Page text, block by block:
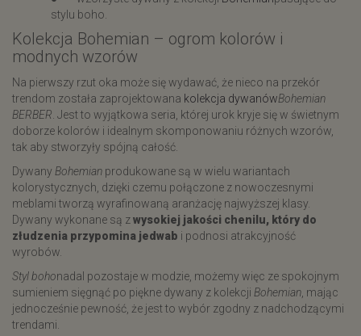
stylu boho.
​Kolekcja Bohemian – ogrom kolorów i
modnych wzorów
Na pierwszy rzut oka może się wydawać, że nieco na przekór
trendom została zaprojektowana kolekcja dywanówBohemian
BERBER . Jest to wyjątkowa seria, której urok kryje się w świetnym
doborze kolorów i idealnym skomponowaniu różnych wzorów,
tak aby stworzyły spójną całość.
Dywany Bohemian produkowane są w wielu wariantach
kolorystycznych, dzięki czemu połączone z nowoczesnymi
meblami tworzą wyrafinowaną aranżację najwyższej klasy.
Dywany wykonane są zwysokiej jakości chenilu, który do
złudzenia przypomina jedwab i podnosi atrakcyjność
wyrobów.
Styl bohonadal pozostaje w modzie, możemy więc ze spokojnym
sumieniem sięgnąć po piękne dywany z kolekcji Bohemian , mając
jednocześnie pewność, że jest to wybór zgodny z nadchodzącymi
trendami.